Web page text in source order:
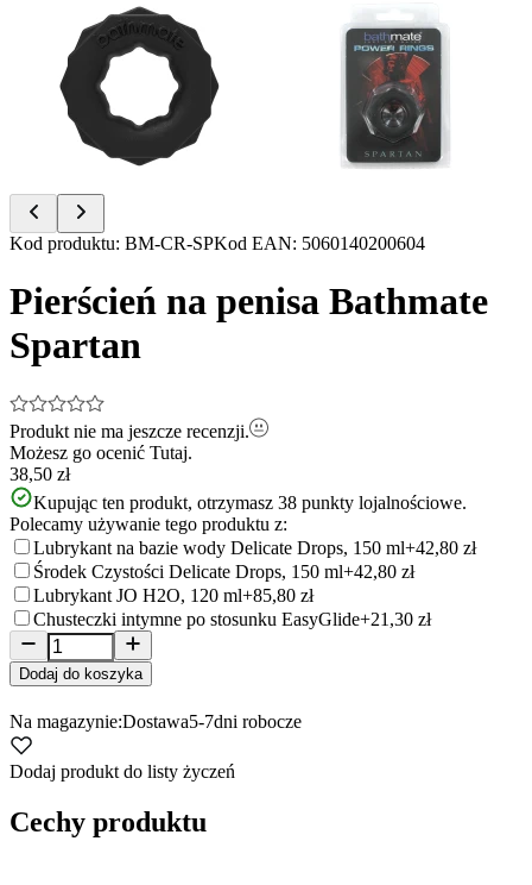
Item
of
Kod produktu: BM-CR-SPKod EAN: 5060140200604
Pierścień na penisa Bathmate
Spartan
Produkt nie ma jeszcze recenzji.
Możesz go ocenić Tutaj.
38,50 zł
Kupując ten produkt, otrzymasz 38 punkty lojalnościowe.
Polecamy używanie tego produktu z:
Lubrykant na bazie wody Delicate Drops, 150 ml+42,80 zł
Środek Czystości Delicate Drops, 150 ml+42,80 zł
Lubrykant JO H2O, 120 ml+85,80 zł
Chusteczki intymne po stosunku EasyGlide+21,30 zł
Dodaj do koszyka
Na magazynie:Dostawa5-7dni robocze
Dodaj produkt do listy życzeń
Cechy produktu